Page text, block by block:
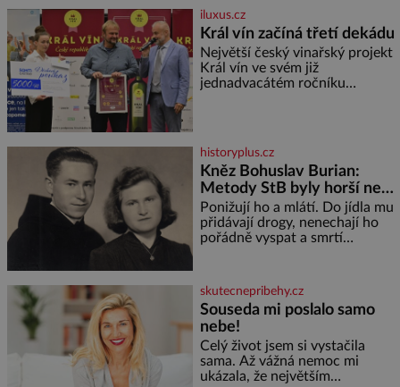
iluxus.cz
Král vín začíná třetí dekádu
Největší český vinařský projekt
Král vín ve svém již
jednadvacátém ročníku
historyplus.cz
Kněz Bohuslav Burian:
Metody StB byly horší než
gestapácké trýznění
Ponižují ho a mlátí. Do jídla mu
přidávají drogy, nenechají ho
pořádně vyspat a smrtí
estébákům podepíše všechno,
co po něm chtějí. Svým
podpisem jim potvrdí také to, že
na něj během výslechů nikdo
nevyvíjel fyzický ani psychický
nátlak. Syn brněnského řezníka
chce být knězem a
skutecnepribehy.cz
Souseda mi poslalo samo
nebe!
Celý život jsem si vystačila
sama. Až vážná nemoc mi
ukázala, že největším